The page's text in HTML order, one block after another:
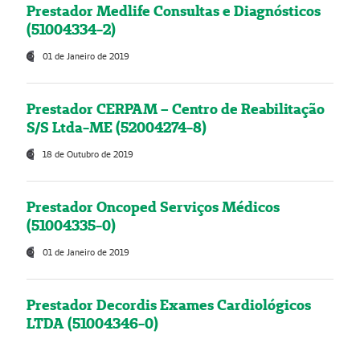
Prestador Medlife Consultas e Diagnósticos
(51004334-2)
01 de Janeiro de 2019
Prestador CERPAM – Centro de Reabilitação
S/S Ltda-ME (52004274-8)
18 de Outubro de 2019
Prestador Oncoped Serviços Médicos
(51004335-0)
01 de Janeiro de 2019
Prestador Decordis Exames Cardiológicos
LTDA (51004346-0)